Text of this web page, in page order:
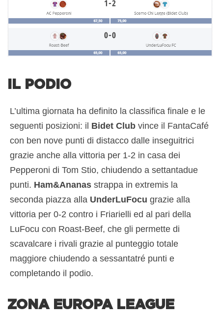
IL PODIO
L’ultima giornata ha definito la classifica finale e le
seguenti posizioni: il Bidet Club vince il FantaCafé
con ben nove punti di distacco dalle inseguitrici
grazie anche alla vittoria per 1-2 in casa dei
Pepperoni di Tom Stio, chiudendo a settantadue
punti. Ham&Ananas strappa in extremis la
seconda piazza alla UnderLuFocu grazie alla
vittoria per 0-2 contro i Friarielli ed al pari della
LuFocu con Roast-Beef, che gli permette di
scavalcare i rivali grazie al punteggio totale
maggiore chiudendo a sessantatré punti e
completando il podio.
ZONA EUROPA LEAGUE